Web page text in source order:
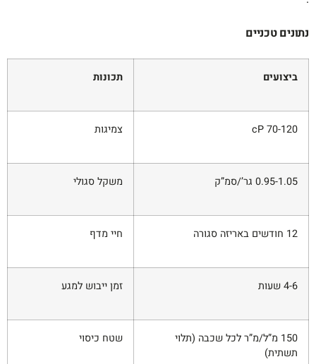
נתונים טכניים
ביצועים תכונות
70-120 cP צמיגות
0.95-1.05 גר’/סמ”ק משקל סגולי
12 חודשים באריזה סגורה חיי מדף
4-6 שעות זמן ייבוש למגע
150 מ”ל/מ”ר לכל שכבה (תלוי
תשתית)
שטח כיסוי